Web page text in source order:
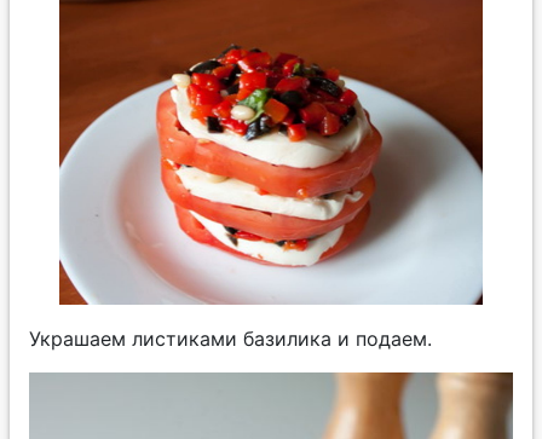
Украшаем листиками базилика и подаем.